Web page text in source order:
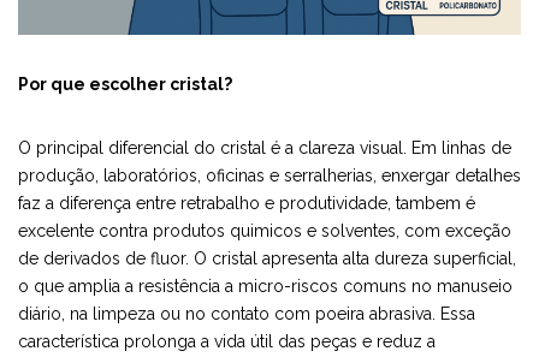
Por que escolher cristal?
O principal diferencial do cristal é a clareza visual. Em linhas de
produção, laboratórios, oficinas e serralherias, enxergar detalhes
faz a diferença entre retrabalho e produtividade, tambem é
excelente contra produtos quimicos e solventes, com exceção
de derivados de fluor. O cristal apresenta alta dureza superficial,
o que amplia a resistência a micro-riscos comuns no manuseio
diário, na limpeza ou no contato com poeira abrasiva. Essa
característica prolonga a vida útil das peças e reduz a